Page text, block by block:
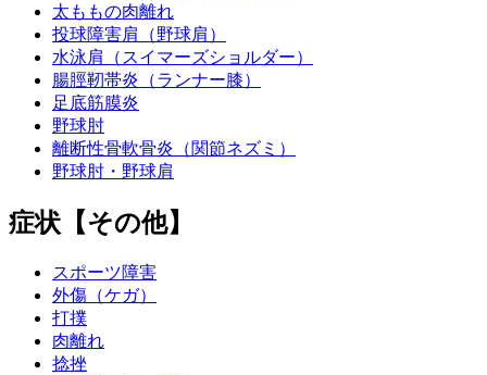
太ももの肉離れ
投球障害肩（野球肩）
水泳肩（スイマーズショルダー）
腸脛靭帯炎（ランナー膝）
足底筋膜炎
野球肘
離断性骨軟骨炎（関節ネズミ）
野球肘・野球肩
症状【その他】
スポーツ障害
外傷（ケガ）
打撲
肉離れ
捻挫